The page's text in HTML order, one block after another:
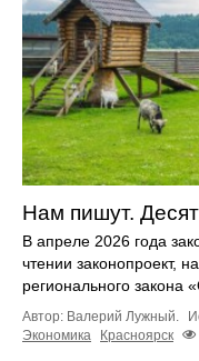
Нам пишут.
В апреле 2026 года
чтении законопроект,
регионального закона
Автор: Валерий Лужный.
Экономика
Красноярск